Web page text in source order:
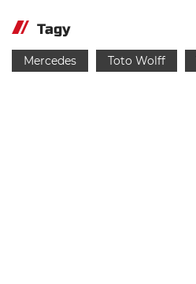
Tagy
Mercedes Toto Wolff